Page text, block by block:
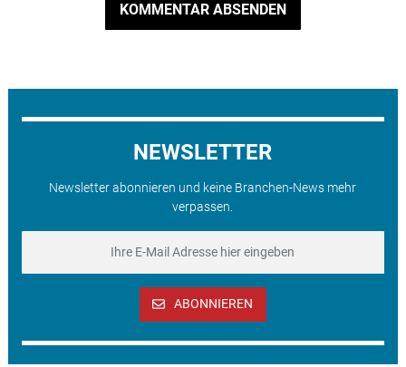
KOMMENTAR ABSENDEN
NEWSLETTER
Newsletter abonnieren und keine Branchen-News mehr
verpassen.
ABONNIEREN